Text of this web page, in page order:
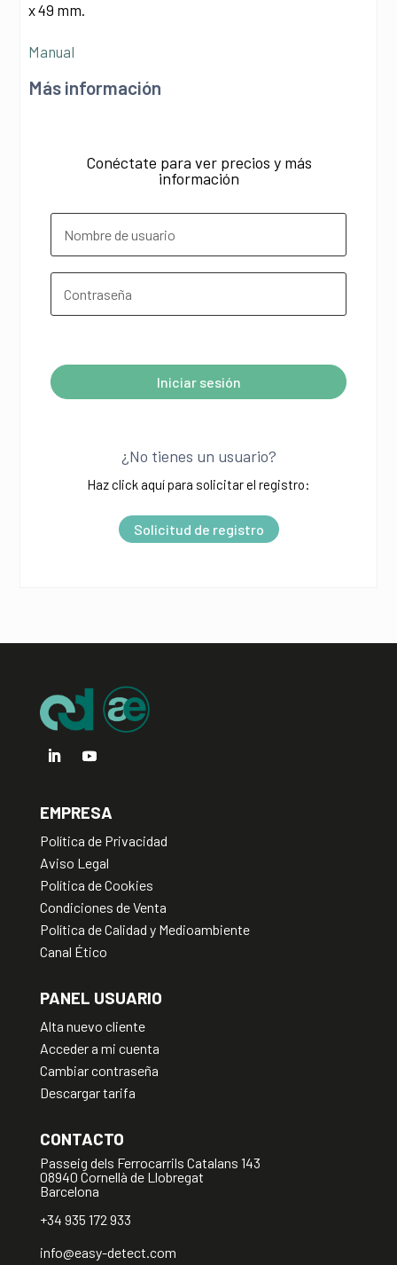
x 49 mm.
Manual
Más información
Conéctate para ver precios y más
información
Iniciar sesión
:
¿No tienes un usuario?
Haz click aquí para solicitar el registro:
Solicitud de registro
EMPRESA
Política de Privacidad
Aviso Legal
Política de Cookies
Condiciones de Venta
Política de Calidad y Medioambiente
Canal Ético
PANEL USUARIO
Alta nuevo cliente
Acceder a mi cuenta
Cambiar contraseña
Descargar tarifa
CONTACTO
Passeig dels Ferrocarrils Catalans 143
08940 Cornellà de Llobregat
Barcelona
+34 935 172 933
info@easy-detect.com